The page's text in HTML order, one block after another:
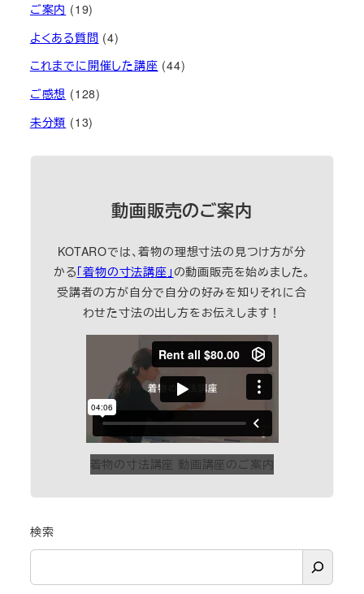
ご案内 (19)
よくある質問 (4)
これまでに開催した講座 (44)
ご感想 (128)
未分類 (13)
動画販売のご案内
KOTAROでは、着物の理想寸法の見つけ方が分
かる「着物の寸法講座」 の動画販売を始めました。
受講者の方が自分で自分の好みを知りそれに合
わせた寸法の出し方をお伝えします！
着物の寸法講座 動画講座のご案内
検索